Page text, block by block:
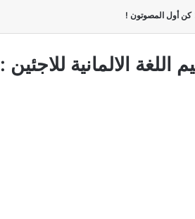
كن أول المصوتون !
الالمانية للاجئين :